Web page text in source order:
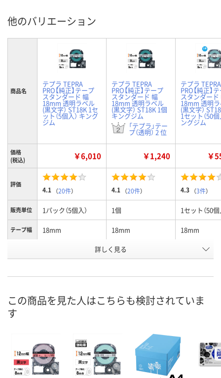
他のバリエーション
商品名
テプラ TEPRA
PRO【純正】テープ
スタンダード 幅
18mm 透明ラベル
(黒文字） ST18K 1セ
ット（5個入） キング
ジム
テプラ TEPRA
PRO【純正】テープ
スタンダード 幅
18mm 透明ラベル
(黒文字） ST18K 1個
キングジム
「テプラ」テー
プ（透明） 2 位
テプラ TEPRA
PRO【純正】
スタンダード
18mm 透明
(黒文字）
1セット（50個
ングジム
価格
(税込)
￥6,010 ￥1,240 ￥
評価
4.1 （20件） 4.1 （20件） 4.3 （3件）
販売単位 1パック（5個入） 1個 1セット（50個
テープ幅 18mm 18mm 18mm
1個
524064 330937 598424
在庫 あり あり 2点
お届け日
数量
カゴへ
数量
カゴへ
数量
カ
詳しく見る
この商品を見た人はこちらも検討されていま
す